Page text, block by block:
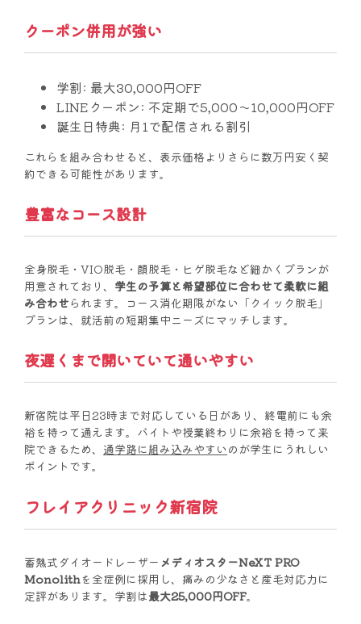
クーポン併用が強い
学割: 最大30,000円OFF
LINEクーポン: 不定期で5,000〜10,000円OFF
誕生日特典: 月1で配信される割引
これらを組み合わせると、表示価格よりさらに数万円安く契
約できる可能性があります。
豊富なコース設計
全身脱毛・VIO脱毛・顔脱毛・ヒゲ脱毛など細かくプランが
用意されており、 学生の予算と希望部位に合わせて柔軟に組
み合わせられます。コース消化期限がない「クイック脱毛」
プランは、就活前の短期集中ニーズにマッチします。
夜遅くまで開いていて通いやすい
新宿院は平日23時まで対応している日があり、終電前にも余
裕を持って通えます。バイトや授業終わりに余裕を持って来
院できるため、 通学路に組み込みやすい のが学生にうれしい
ポイントです。
フレイアクリニック新宿院
蓄熱式ダイオードレーザー メディオスターNeXT PRO
Monolithを全症例に採用し、痛みの少なさと産毛対応力に
定評があります。学割は最大25,000円OFF。